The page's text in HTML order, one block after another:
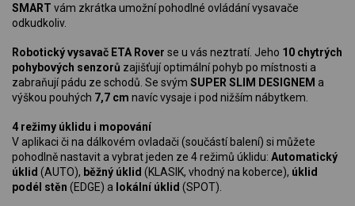
SMART vám zkrátka umožní pohodlné ovládání vysavače
odkudkoliv.
Robotický vysavač ETA Rover se u vás neztratí. Jeho 10 chytrých
pohybových senzorů zajišťují optimální pohyb po místnosti a
zabraňují pádu ze schodů. Se svým SUPER SLIM DESIGNEM a
výškou pouhých 7,7 cm navíc vysaje i pod nižším nábytkem.
4 režimy úklidu i mopování
V aplikaci či na dálkovém ovladači (součástí balení) si můžete
pohodlně nastavit a vybrat jeden ze 4 režimů úklidu: Automatický
úklid (AUTO), běžný úklid (KLASIK, vhodný na koberce), úklid
podél stěn (EDGE) a lokální úklid (SPOT).